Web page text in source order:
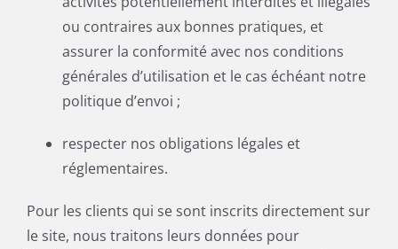
ou contraires aux bonnes pratiques, et
assurer la conformité avec nos conditions
générales d’utilisation et le cas échéant notre
politique d’envoi ;
respecter nos obligations légales et
réglementaires.
Pour les clients qui se sont inscrits directement sur
le site, nous traitons leurs données pour